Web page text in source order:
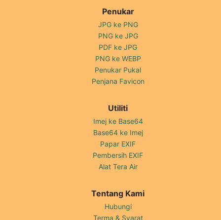
Penukar
JPG ke PNG
PNG ke JPG
PDF ke JPG
PNG ke WEBP
Penukar Pukal
Penjana Favicon
Utiliti
Imej ke Base64
Base64 ke Imej
Papar EXIF
Pembersih EXIF
Alat Tera Air
Tentang Kami
Hubungi
Terma & Syarat